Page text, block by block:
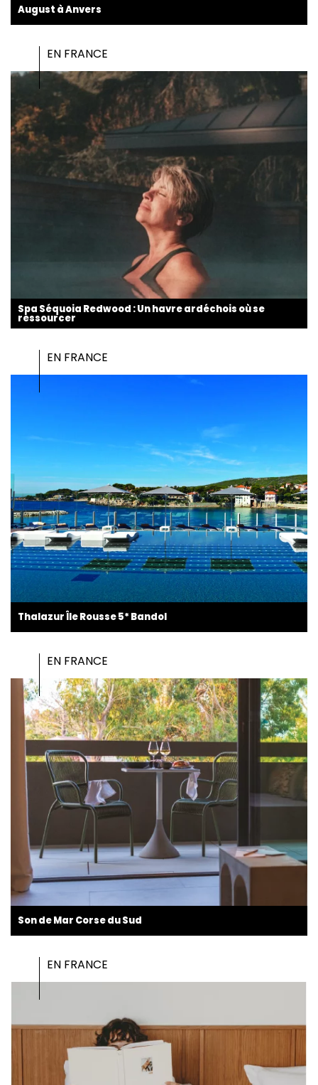
August à Anvers
EN FRANCE
Spa Séquoia Redwood : Un havre ardéchois où se
ressourcer
EN FRANCE
Thalazur Île Rousse 5* Bandol
EN FRANCE
Son de Mar Corse du Sud
EN FRANCE